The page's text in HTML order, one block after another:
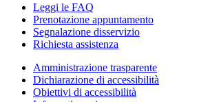
Leggi le FAQ
Prenotazione appuntamento
Segnalazione disservizio
Richiesta assistenza
Amministrazione trasparente
Dichiarazione di accessibilità
Obiettivi di accessibilità